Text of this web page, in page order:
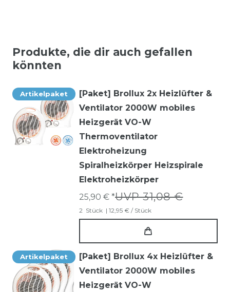
Produkte, die dir auch gefallen
könnten
Artikelpaket
[Paket] Brollux 2x Heizlüfter &
Ventilator 2000W mobiles
Heizgerät VO-W
Thermoventilator
Elektroheizung
Spiralheizkörper Heizspirale
Elektroheizkörper
UVP 31,08 €
25,90 € *
2 Stück | 12,95 € / Stück
Artikelpaket
[Paket] Brollux 4x Heizlüfter &
Ventilator 2000W mobiles
Heizgerät VO-W